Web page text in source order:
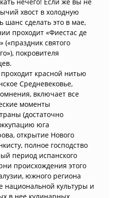
хвост в холодную
шанс сделать это в мае,
проходит «Фиестас де
святого
покровителя
красной нитью
Средневековье,
включает все
моменты
(достаточно
юга
открытие Нового
полное господство
период испанского
происхождения этого
южного региона
национальной культуры и